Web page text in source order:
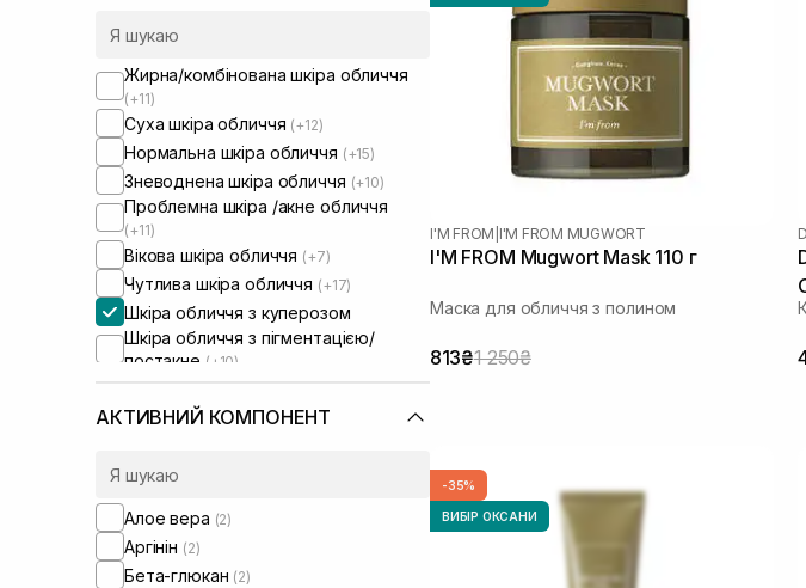
Жирна/комбінована шкіра обличчя
(+11)
Суха шкіра обличчя (+12)
Нормальна шкіра обличчя (+15)
Зневоднена шкіра обличчя (+10)
Проблемна шкіра /акне обличчя
(+11)
Вікова шкіра обличчя (+7)
Чутлива шкіра обличчя (+17)
Шкіра обличчя з куперозом
Шкіра обличчя з пігментацією/
постакне (+10)
Шкіра обличчя з розширеними
порами(+8)
Шкіра обличчя з порушеним
Шкіра обличчя з порушеним
Суха/зневоднена шкіра тіла
Чутлива шкіра тіла
Зволожуючі сироватки для
АКТИВНИЙ КОМПОНЕНТ
Алое вера (2)
Аргінін (2)
Бета-глюкан (2)
I'M FROM I'M FROM MUGWORT
I'M FROM Mugwort Mask 110 г
Маска для обличчя з полином
813₴1 250₴
-35%
ВИБІР ОКСАНИ